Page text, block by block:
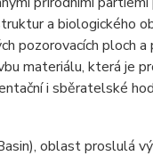
a biologického
pozorovacích ploch
materiálu, která je
i sběratelské
oblast proslulá